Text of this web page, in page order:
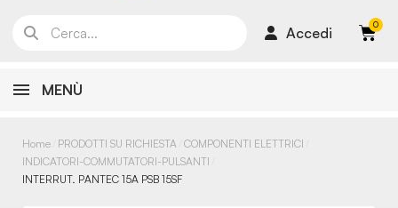
Accedi
MENÙ
Home PRODOTTI SU RICHIESTA COMPONENTI ELETTRICI
INDICATORI-COMMUTATORI-PULSANTI
INTERRUT. PANTEC 15A PSB 15SF